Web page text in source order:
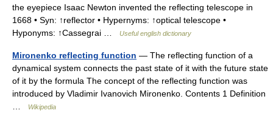
the eyepiece Isaac Newton invented the reflecting telescope in
1668 • Syn: ↑reflector • Hypernyms: ↑optical telescope •
Hyponyms: ↑Cassegrai …
Useful english dictionary
Mironenko reflecting function — The reflecting function of a
dynamical system connects the past state of it with the future state
of it by the formula The concept of the reflecting function was
introduсed by Vladimir Ivanovich Mironenko. Contents 1 Definition
Wikipedia